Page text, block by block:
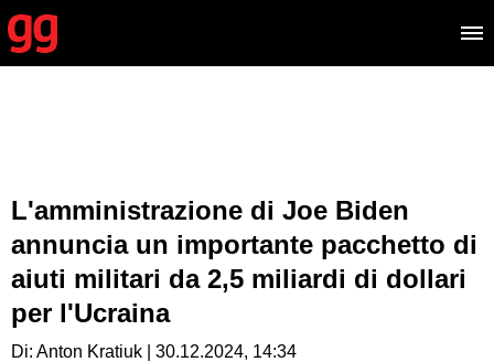
L'amministrazione di Joe Biden
annuncia un importante pacchetto di
aiuti militari da 2,5 miliardi di dollari
per l'Ucraina
Di: Anton Kratiuk | 30.12.2024, 14:34